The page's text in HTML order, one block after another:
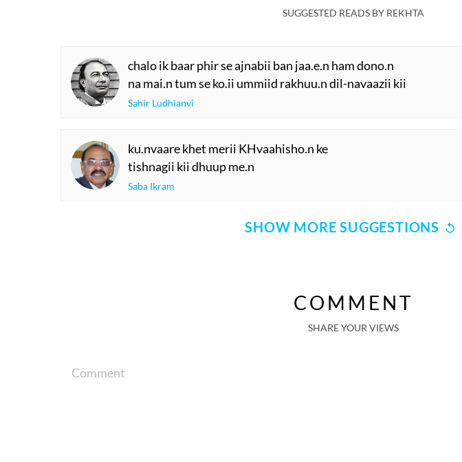
SUGGESTED READS BY REKHTA
chalo ik baar phir se ajnabii ban jaa.e.n ham dono.n
na mai.n tum se ko.ii ummiid rakhuu.n dil-navaazii kii
Sahir Ludhianvi
ku.nvaare khet merii KHvaahisho.n ke
tishnagii kii dhuup me.n
Saba Ikram
SHOW MORE SUGGESTIONS
COMMENT
SHARE YOUR VIEWS
Comment